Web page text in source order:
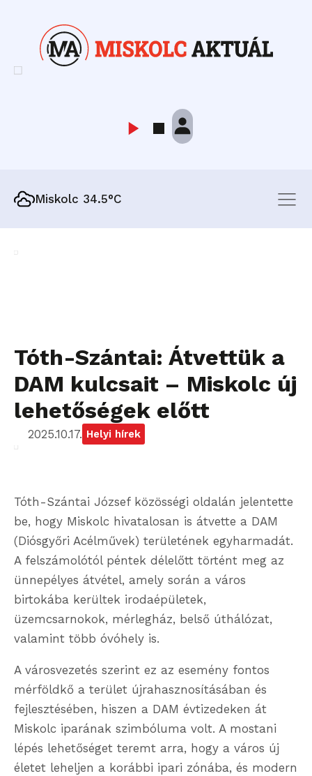
Miskolc 34.5°C
Tóth-Szántai: Átvettük a
DAM kulcsait – Miskolc új
lehetőségek előtt
2025.10.17. Helyi hírek
Tóth-Szántai József közösségi oldalán jelentette
be, hogy Miskolc hivatalosan is átvette a DAM
(Diósgyőri Acélművek) területének egyharmadát.
A felszámolótól péntek délelőtt történt meg az
ünnepélyes átvétel, amely során a város
birtokába kerültek irodaépületek,
üzemcsarnokok, mérlegház, belső úthálózat,
valamint több óvóhely is.
A városvezetés szerint ez az esemény fontos
mérföldkő a terület újrahasznosításában és
fejlesztésében, hiszen a DAM évtizedeken át
Miskolc iparának szimbóluma volt. A mostani
lépés lehetőséget teremt arra, hogy a város új
életet leheljen a korábbi ipari zónába, és modern